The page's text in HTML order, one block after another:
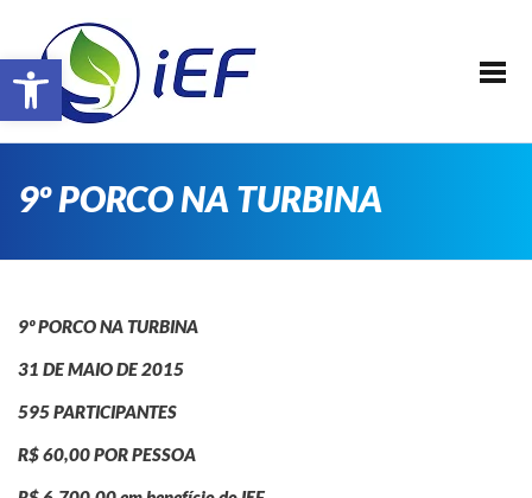
Barra de Ferramentas Aberta
SOBRE O IEF
ALUNOS
REALIZAÇÕES
PATROCINADORES
FAÇA PARTE !
E-BOOK IEF
9º PORCO NA TURBINA
9º PORCO NA TURBINA
31 DE MAIO DE 2015
595 PARTICIPANTES
R$ 60,00 POR PESSOA